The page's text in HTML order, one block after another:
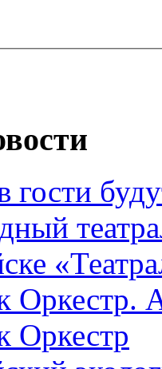
гости
Оркестр.
Оркестр